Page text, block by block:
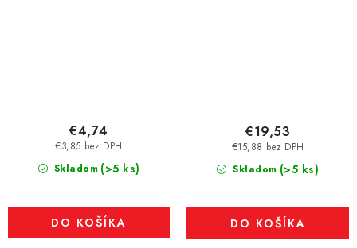
Skladom (>5 ks)
€3,85 bez DPH
€4,74
DO KOŠÍKA
Skladom (>5 ks)
€15,88 bez DPH
€19,53
DO KOŠÍKA